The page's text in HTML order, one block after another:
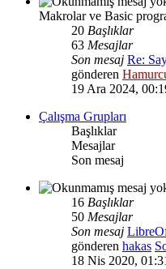
Makrolar ve Basic
20 Başlıklar
63 Mesajlar
Son mesaj Re:
gönderen
19 Ara 2024,
Çalışma Grupları
Başlıklar
Mesajlar
Son mesaj
16 Başlıklar
50 Mesajlar
Son mesaj
gönderen hakas
18 Nis 2020,